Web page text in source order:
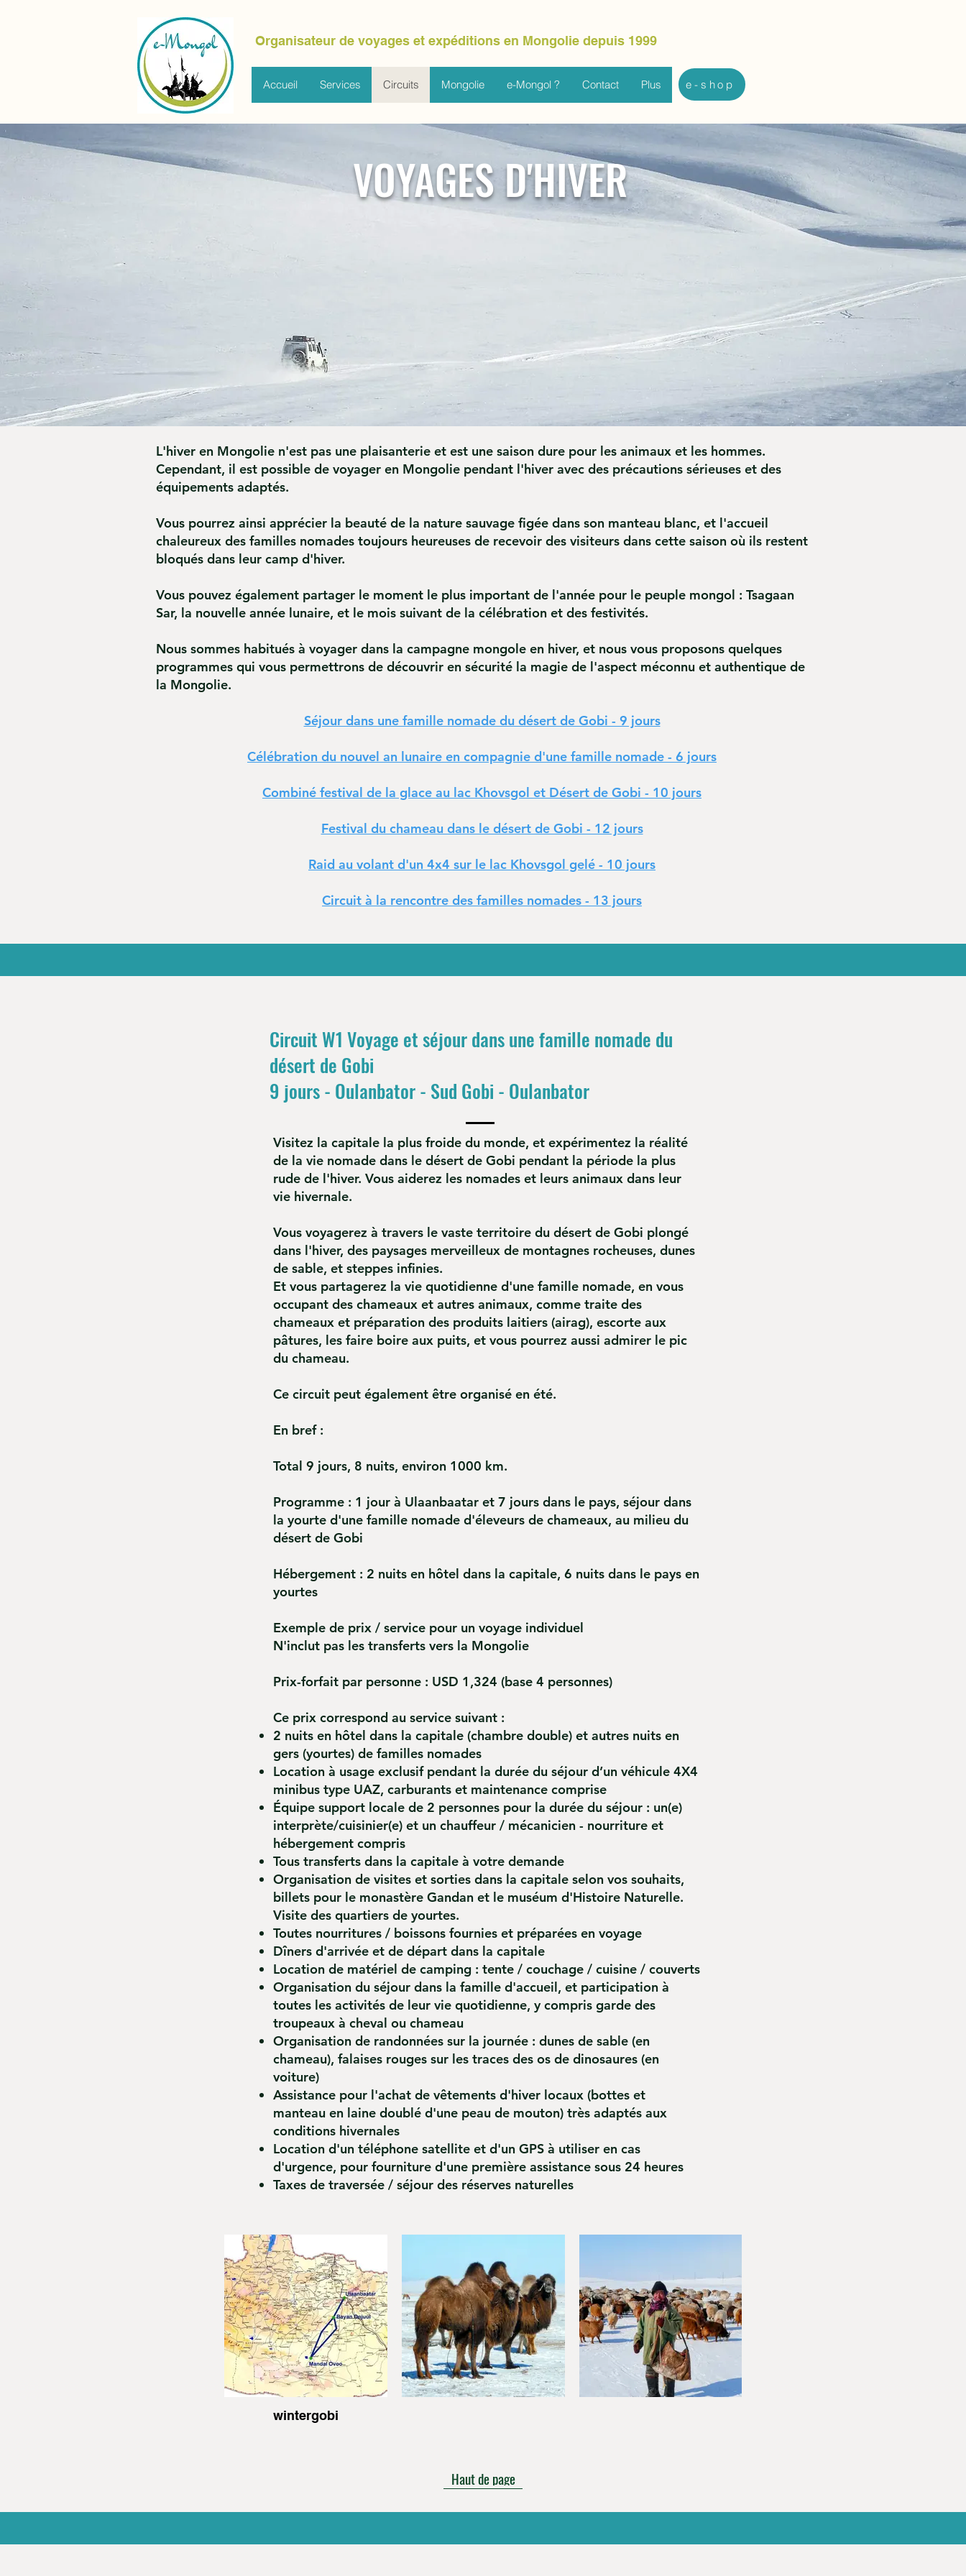
Organisateur de voyages et expéditions en Mongolie depuis 1999
Accueil Services Circuits Mongolie e-Mongol ? Contact Plus e-shop
VOYAGES D'HIVER
L'hiver en Mongolie n'est pas une plaisanterie et est une saison dure pour les animaux et les hommes.
Cependant, il est possible de voyager en Mongolie pendant l'hiver avec des précautions sérieuses et des
équipements adaptés.
Vous pourrez ainsi apprécier la beauté de la nature sauvage figée dans son manteau blanc, et l'accueil
chaleureux des familles nomades toujours heureuses de recevoir des visiteurs dans cette saison où ils restent
bloqués dans leur camp d'hiver.
Vous pouvez également partager le moment le plus important de l'année pour le peuple mongol : Tsagaan
Sar, la nouvelle année lunaire, et le mois suivant de la célébration et des festivités.
Nous sommes habitués à voyager dans la campagne mongole en hiver, et nous vous proposons quelques
programmes qui vous permettrons de découvrir en sécurité la magie de l'aspect méconnu et authentique de
la Mongolie.
Séjour dans une famille nomade du désert de Gobi - 9 jours
Célébration du nouvel an lunaire en compagnie d'une famille nomade - 6 jours
Combiné festival de la glace au lac Khovsgol et Désert de Gobi - 10 jours
Festival du chameau dans le désert de Gobi - 12 jours
Raid au volant d'un 4x4 sur le lac Khovsgol gelé - 10 jours
Circuit à la rencontre des familles nomades - 13 jours
Circuit W1 Voyage et séjour dans une famille nomade du
désert de Gobi
9 jours - Oulanbator - Sud Gobi - Oulanbator
Visitez la capitale la plus froide du monde, et expérimentez la réalité
de la vie nomade dans le désert de Gobi pendant la période la plus
rude de l'hiver. Vous aiderez les nomades et leurs animaux dans leur
vie hivernale.
Vous voyagerez à travers le vaste territoire du désert de Gobi plongé
dans l'hiver, des paysages merveilleux de montagnes rocheuses, dunes
de sable, et steppes infinies.
Et vous partagerez la vie quotidienne d'une famille nomade, en vous
occupant des chameaux et autres animaux, comme traite des
chameaux et préparation des produits laitiers (airag), escorte aux
pâtures, les faire boire aux puits, et vous pourrez aussi admirer le pic
du chameau.
Ce circuit peut également être organisé en été.
En bref :
Total 9 jours, 8 nuits, environ 1000 km.
Programme : 1 jour à Ulaanbaatar et 7 jours dans le pays, séjour dans
la yourte d'une famille nomade d'éleveurs de chameaux, au milieu du
désert de Gobi
Hébergement : 2 nuits en hôtel dans la capitale, 6 nuits dans le pays en
yourtes
Exemple de prix / service pour un voyage individuel
N'inclut pas les transferts vers la Mongolie
Prix-forfait par personne : USD 1,324 (base 4 personnes)
Ce prix correspond au service suivant :
2 nuits en hôtel dans la capitale (chambre double) et autres nuits en
gers (yourtes) de familles nomades
Location à usage exclusif pendant la durée du séjour d’un véhicule 4X4
minibus type UAZ, carburants et maintenance comprise
Équipe support locale de 2 personnes pour la durée du séjour : un(e)
interprète/cuisinier(e) et un chauffeur / mécanicien - nourriture et
hébergement compris
Tous transferts dans la capitale à votre demande
Organisation de visites et sorties dans la capitale selon vos souhaits,
billets pour le monastère Gandan et le muséum d'Histoire Naturelle.
Visite des quartiers de yourtes.
Toutes nourritures / boissons fournies et préparées en voyage
Dîners d'arrivée et de départ dans la capitale
Location de matériel de camping : tente / couchage / cuisine / couverts
Organisation du séjour dans la famille d'accueil, et participation à
toutes les activités de leur vie quotidienne, y compris garde des
troupeaux à cheval ou chameau
Organisation de randonnées sur la journée : dunes de sable (en
chameau), falaises rouges sur les traces des os de dinosaures (en
voiture)
Assistance pour l'achat de vêtements d'hiver locaux (bottes et
manteau en laine doublé d'une peau de mouton) très adaptés aux
conditions hivernales
Location d'un téléphone satellite et d'un GPS à utiliser en cas
d'urgence, pour fourniture d'une première assistance sous 24 heures
Taxes de traversée / séjour des réserves naturelles
wintergobi
Haut de page